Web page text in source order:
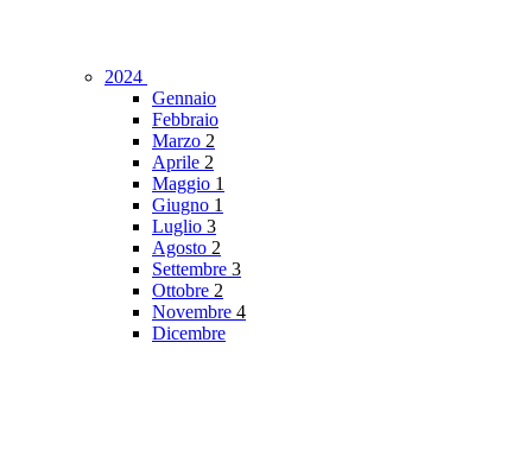
2024
Gennaio
Febbraio
Marzo 2
Aprile 2
Maggio 1
Giugno 1
Luglio 3
Agosto 2
Settembre 3
Ottobre 2
Novembre 4
Dicembre